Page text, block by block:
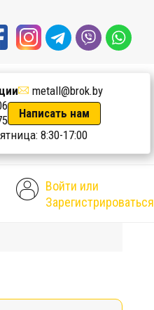
metall@brok.by
Написать нам
8:30-17:00
Войти или
Зарегистрироваться